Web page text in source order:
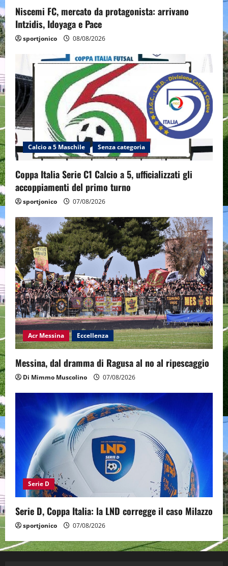
Niscemi FC, mercato da protagonista: arrivano
Intzidis, Idoyaga e Pace
sportjonico 08/08/2026
Calcio a 5 Maschile Senza categoria
Coppa Italia Serie C1 Calcio a 5, ufficializzati gli
accoppiamenti del primo turno
sportjonico 07/08/2026
Acr Messina Eccellenza
Messina, dal dramma di Ragusa al no al ripescaggio
Di Mimmo Muscolino 07/08/2026
Serie D
Serie D, Coppa Italia: la LND corregge il caso Milazzo
sportjonico 07/08/2026